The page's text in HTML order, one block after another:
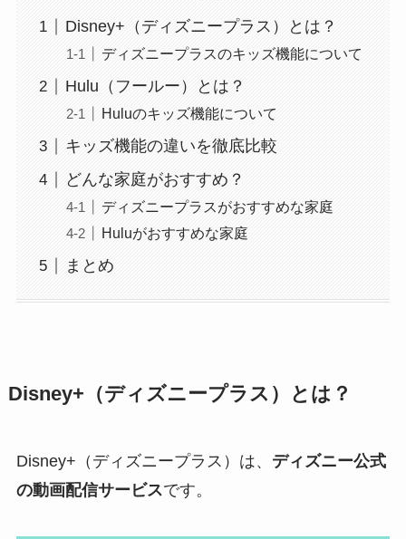
Disney+（ディズニープラス）とは？
ディズニープラスのキッズ機能について
Hulu（フールー）とは？
Huluのキッズ機能について
キッズ機能の違いを徹底比較
どんな家庭がおすすめ？
ディズニープラスがおすすめな家庭
Huluがおすすめな家庭
まとめ
Disney+（ディズニープラス）とは？
Disney+（ディズニープラス）は、 ディズニー公式
の動画配信サービスです。